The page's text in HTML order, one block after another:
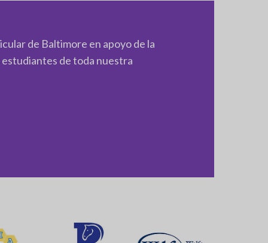
de Baltimore en apoyo de la
de toda nuestra